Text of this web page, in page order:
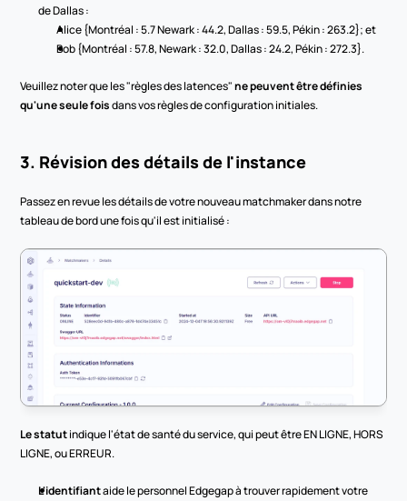
de Dallas :
Alice {Montréal : 5.7 Newark : 44.2, Dallas : 59.5, Pékin : 263.2}; et
Bob {Montréal : 57.8, Newark : 32.0, Dallas : 24.2, Pékin : 272.3}.
Veuillez noter que les "règles des latences" ne peuvent être définies
qu'une seule fois dans vos règles de configuration initiales.
3. Révision des détails de l'instance
Passez en revue les détails de votre nouveau matchmaker dans notre
tableau de bord une fois qu'il est initialisé :
Le statut indique l'état de santé du service, qui peut être EN LIGNE, HORS
LIGNE, ou ERREUR.
L'identifiant aide le personnel Edgegap à trouver rapidement votre